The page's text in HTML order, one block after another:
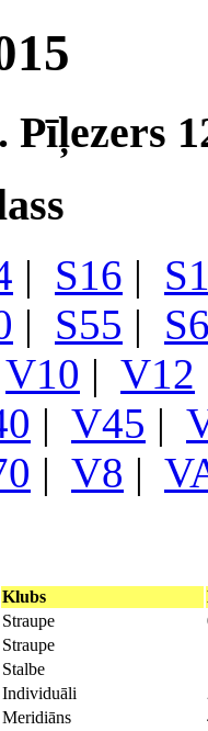
| S16 |
| S55 |
V10 | V12
| V45 |
| V8 |
Klubs
Straupe
Straupe
Stalbe
Individuāli
Meridiāns